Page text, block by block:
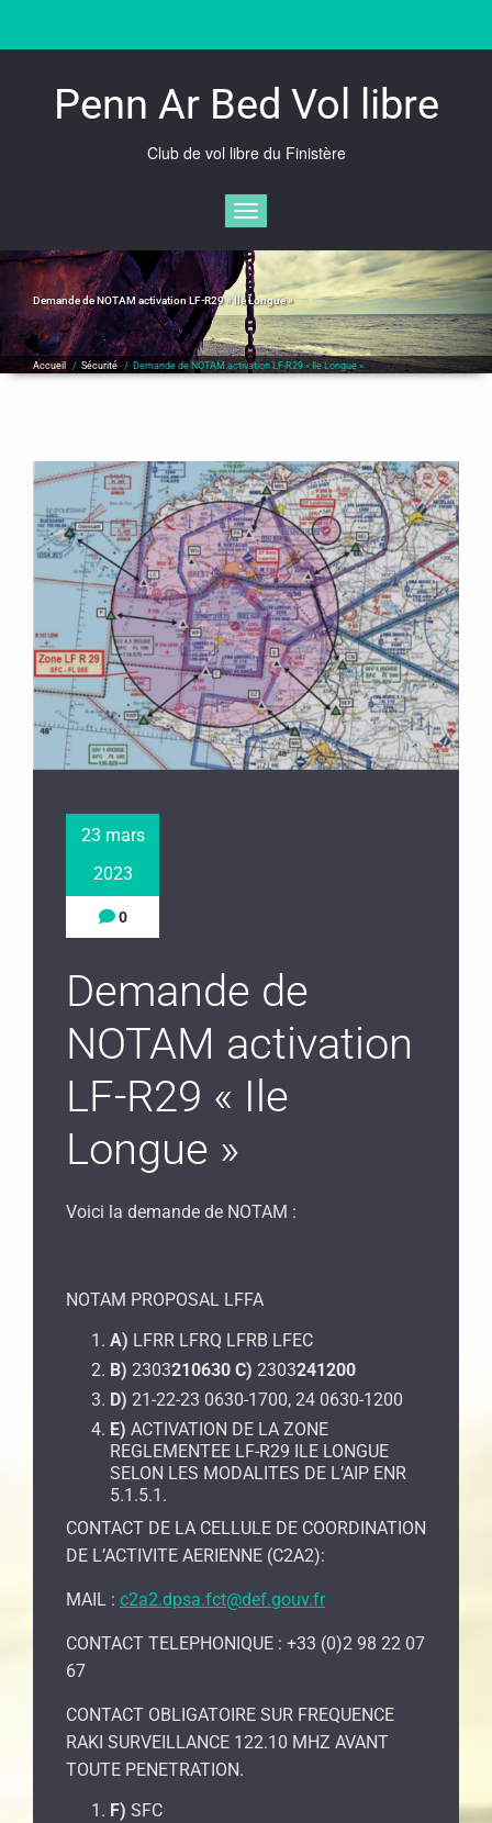
content
Penn Ar Bed Vol libre
Club de vol libre du Finistère
Afficher/masquer la navigation
Demande de NOTAM activation LF-R29 « Ile Longue »
Accueil / Sécurité / Demande de NOTAM activation LF-R29 « Ile Longue »
23 mars
2023
0
Demande de
NOTAM activation
LF-R29 « Ile
Longue »
Voici la demande de NOTAM :
NOTAM PROPOSAL LFFA
A) LFRR LFRQ LFRB LFEC
B) 2303210630 C) 2303241200
D) 21-22-23 0630-1700, 24 0630-1200
E) ACTIVATION DE LA ZONE
REGLEMENTEE LF-R29 ILE LONGUE
SELON LES MODALITES DE L’AIP ENR
5.1.5.1.
CONTACT DE LA CELLULE DE COORDINATION
DE L’ACTIVITE AERIENNE (C2A2):
MAIL : c2a2.dpsa.fct@def.gouv.fr
CONTACT TELEPHONIQUE : +33 (0)2 98 22 07
67
CONTACT OBLIGATOIRE SUR FREQUENCE
RAKI SURVEILLANCE 122.10 MHZ AVANT
TOUTE PENETRATION.
F) SFC